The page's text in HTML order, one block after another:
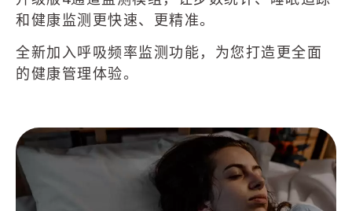
和健康监测更快速、更精准。
全新加入呼吸频率监测功能，为您打造更全面
的健康管理体验。